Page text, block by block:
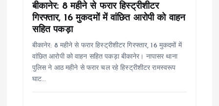
बीकानेर: 8 महीने से फरार हिस्ट्रीशीटर
गिरफ्तार, 16 मुकदमों में वांछित आरोपी को वाहन
सहित पकड़ा
बीकानेर: 8 महीने से फरार हिस्ट्रीशीटर गिरफ्तार, 16 मुकदमों में
वांछित आरोपी को वाहन सहित पकड़ा बीकानेर। नापासर थाना
पुलिस ने आठ महीने से फरार चल रहे हिस्ट्रीशीटर रामस्वरूप
घाट…